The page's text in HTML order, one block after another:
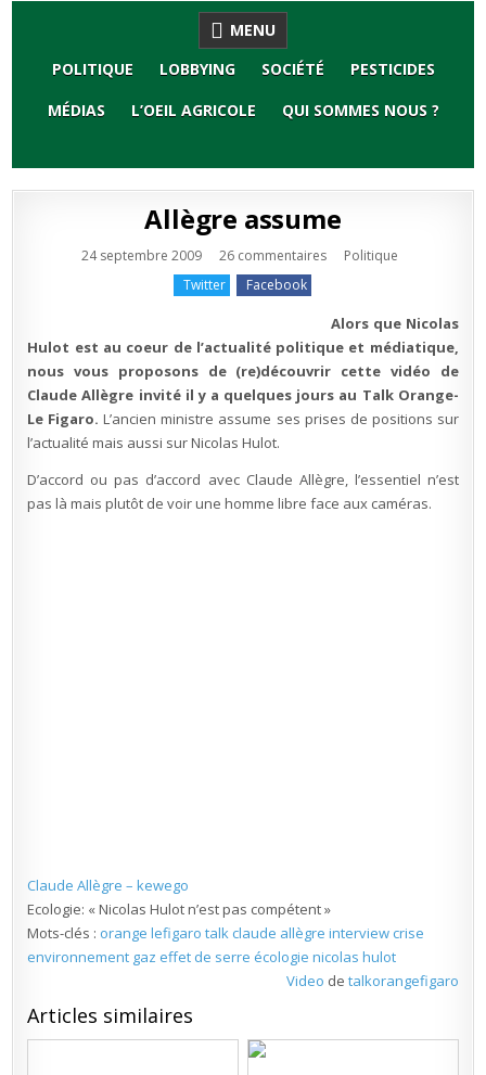
MENU
POLITIQUE
LOBBYING SOCIÉTÉ
PESTICIDES
MÉDIAS
L’OEIL AGRICOLE QUI SOMMES NOUS ?
Allègre assume
24 septembre 2009 26 commentairessur Publié
Politique
Twitter
Facebook
Alors que Nicolas
Hulot est au coeur de l’actualité politique et médiatique,
nous vous proposons de (re)découvrir cette vidéo de
Claude Allègre invité il y a quelques jours au Talk Orange-
Le Figaro.L’ancien ministre assume ses prises de positions sur
l’actualité mais aussi sur Nicolas Hulot.
D’accord ou pas d’accord avec Claude Allègre, l’essentiel n’est
pas là mais plutôt de voir une homme libre face aux caméras.
Claude Allègre – kewego
Ecologie: « Nicolas Hulot n’est pas compétent »
Mots-clés : orange lefigaro talk claude allègre interview crise
environnement gaz effet de serre écologie nicolas hulot
Video de talkorangefigaro
Articles similaires